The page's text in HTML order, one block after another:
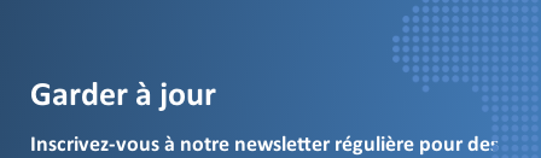
Garder à jour
Inscrivez-vous à notre newsletter régulière pour des